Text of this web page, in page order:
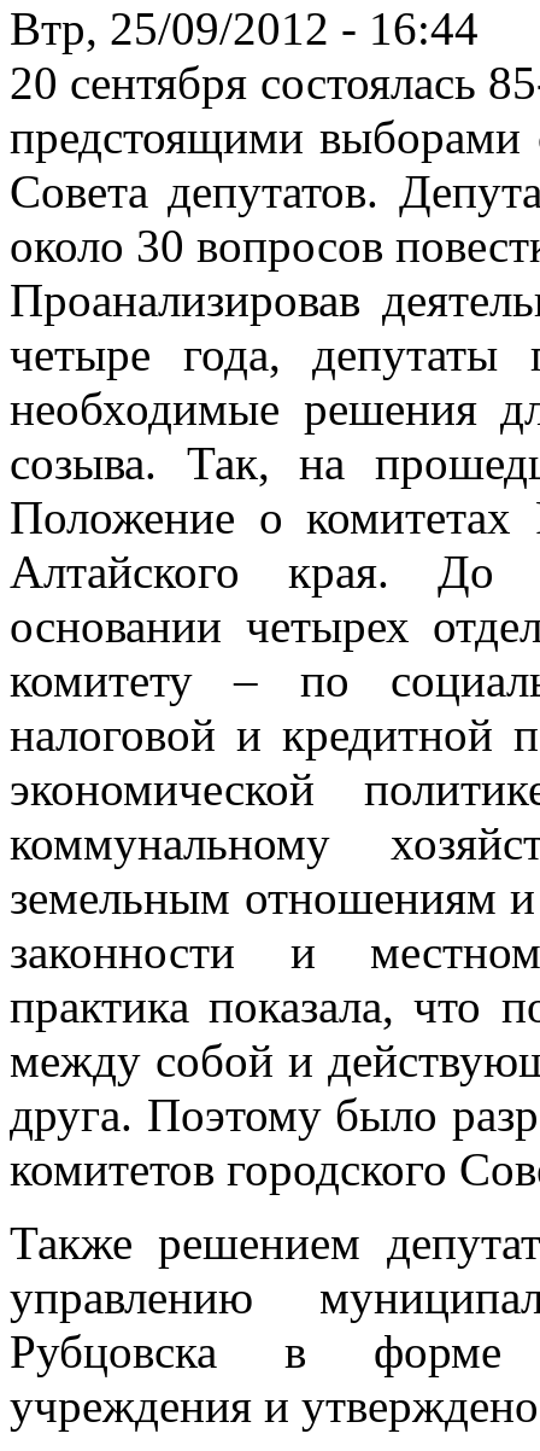
Втр, 25/09/2012 - 16:44
20 сентября состоялась
предстоящими выборами
Совета депутатов.
около 30 вопросов
Проанализировав
четыре года,
необходимые решения
созыва. Так, на
Положение о комитетах
Алтайского края. До
основании четырех
комитету – по
налоговой и кредитной
экономической
коммунальному
земельным отношениям и
законности и
практика показала, что
между собой и
друга. Поэтому было
комитетов городского
Также решением
управлению
Рубцовска в форме
учреждения и